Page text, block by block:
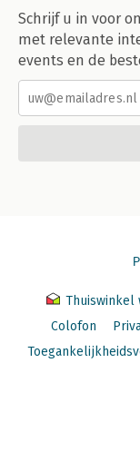
Schrijf u in voor
met relevante
events en de
Thuiswinkel
Colofon